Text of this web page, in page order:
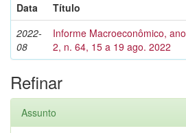
Data
Título
2022-
08
Informe Macroeconômico, ano
2, n. 64, 15 a 19 ago. 2022
Refinar
Assunto